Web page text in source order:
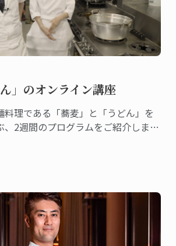
ん」のオンライン講座
料理である「蕎麦」と「うどん」を
、2週間のプログラムをご紹介しま